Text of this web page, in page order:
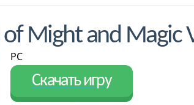
Might and Magic
PC
Скачать игру